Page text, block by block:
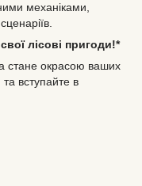
механіками,
лісові пригоди!*
стане окрасою ваших
вступайте в